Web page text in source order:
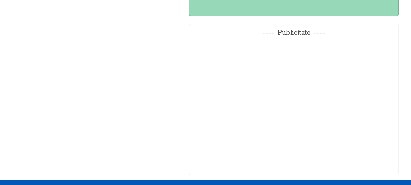
---- Publicitate ----